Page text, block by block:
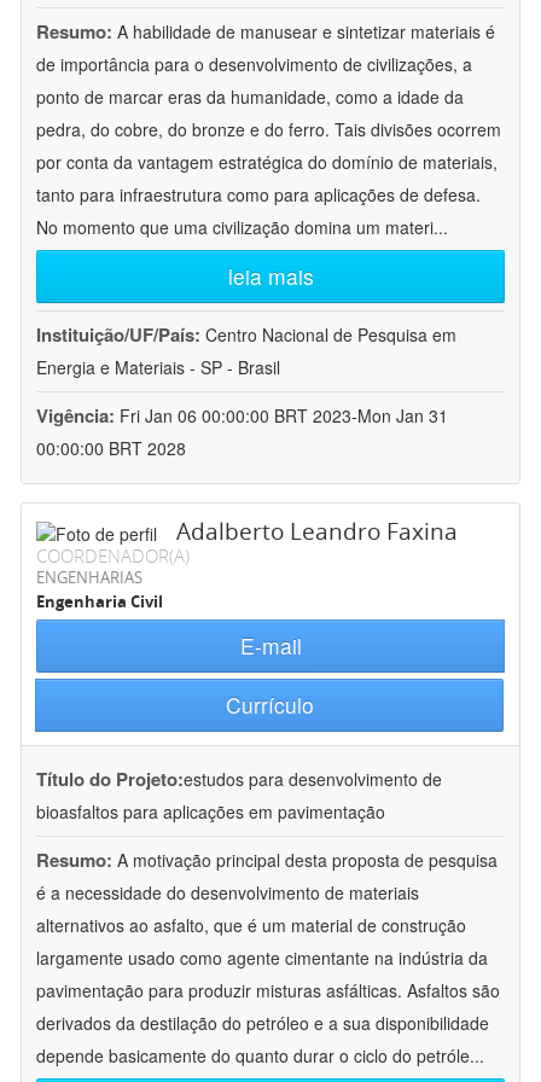
Resumo: A habilidade de manusear e sintetizar materiais é
de importância para o desenvolvimento de civilizações, a
ponto de marcar eras da humanidade, como a idade da
pedra, do cobre, do bronze e do ferro. Tais divisões ocorrem
por conta da vantagem estratégica do domínio de materiais,
tanto para infraestrutura como para aplicações de defesa.
No momento que uma civilização domina um materi...
leia mais
Instituição/UF/País: Centro Nacional de Pesquisa em
Energia e Materiais - SP - Brasil
Vigência: Fri Jan 06 00:00:00 BRT 2023-Mon Jan 31
00:00:00 BRT 2028
Adalberto Leandro Faxina
COORDENADOR(A)
ENGENHARIAS
Engenharia Civil
E-mail
Currículo
Título do Projeto:estudos para desenvolvimento de
bioasfaltos para aplicações em pavimentação
Resumo: A motivação principal desta proposta de pesquisa
é a necessidade do desenvolvimento de materiais
alternativos ao asfalto, que é um material de construção
largamente usado como agente cimentante na indústria da
pavimentação para produzir misturas asfálticas. Asfaltos são
derivados da destilação do petróleo e a sua disponibilidade
depende basicamente do quanto durar o ciclo do petróle...